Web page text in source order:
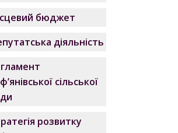
бюджет
діяльність
сільської
розвитку